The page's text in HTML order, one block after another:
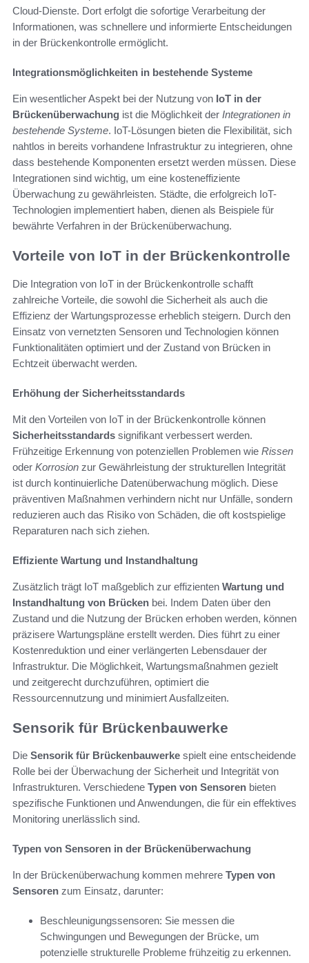
Cloud-Dienste. Dort erfolgt die sofortige Verarbeitung der
Informationen, was schnellere und informierte Entscheidungen
in der Brückenkontrolle ermöglicht.
Integrationsmöglichkeiten in bestehende Systeme
Ein wesentlicher Aspekt bei der Nutzung von IoT in der
Brückenüberwachung ist die Möglichkeit der Integrationen in
bestehende Systeme. IoT-Lösungen bieten die Flexibilität, sich
nahtlos in bereits vorhandene Infrastruktur zu integrieren, ohne
dass bestehende Komponenten ersetzt werden müssen. Diese
Integrationen sind wichtig, um eine kosteneffiziente
Überwachung zu gewährleisten. Städte, die erfolgreich IoT-
Technologien implementiert haben, dienen als Beispiele für
bewährte Verfahren in der Brückenüberwachung.
Vorteile von IoT in der Brückenkontrolle
Die Integration von IoT in der Brückenkontrolle schafft
zahlreiche Vorteile, die sowohl die Sicherheit als auch die
Effizienz der Wartungsprozesse erheblich steigern. Durch den
Einsatz von vernetzten Sensoren und Technologien können
Funktionalitäten optimiert und der Zustand von Brücken in
Echtzeit überwacht werden.
Erhöhung der Sicherheitsstandards
Mit den Vorteilen von IoT in der Brückenkontrolle können
Sicherheitsstandards signifikant verbessert werden.
Frühzeitige Erkennung von potenziellen Problemen wie Rissen
oder Korrosion zur Gewährleistung der strukturellen Integrität
ist durch kontinuierliche Datenüberwachung möglich. Diese
präventiven Maßnahmen verhindern nicht nur Unfälle, sondern
reduzieren auch das Risiko von Schäden, die oft kostspielige
Reparaturen nach sich ziehen.
Effiziente Wartung und Instandhaltung
Zusätzlich trägt IoT maßgeblich zur effizienten Wartung und
Instandhaltung von Brücken bei. Indem Daten über den
Zustand und die Nutzung der Brücken erhoben werden, können
präzisere Wartungspläne erstellt werden. Dies führt zu einer
Kostenreduktion und einer verlängerten Lebensdauer der
Infrastruktur. Die Möglichkeit, Wartungsmaßnahmen gezielt
und zeitgerecht durchzuführen, optimiert die
Ressourcennutzung und minimiert Ausfallzeiten.
Sensorik für Brückenbauwerke
Die Sensorik für Brückenbauwerke spielt eine entscheidende
Rolle bei der Überwachung der Sicherheit und Integrität von
Infrastrukturen. Verschiedene Typen von Sensoren bieten
spezifische Funktionen und Anwendungen, die für ein effektives
Monitoring unerlässlich sind.
Typen von Sensoren in der Brückenüberwachung
In der Brückenüberwachung kommen mehrere Typen von
Sensoren zum Einsatz, darunter:
Beschleunigungssensoren: Sie messen die
Schwingungen und Bewegungen der Brücke, um
potenzielle strukturelle Probleme frühzeitig zu erkennen.